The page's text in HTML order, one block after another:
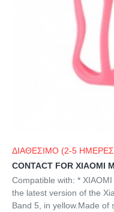
ΔΙΑΘΕΣΙΜΟ (2-5
Compatible with: *
the latest version of the
Band 5, in yellow.Made of